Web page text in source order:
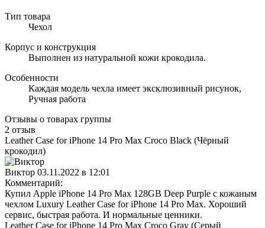
Тип товара
Чехол
Корпус и конструкция
Выполнен из натуральной кожи крокодила.
Особенности
Каждая модель чехла имеет эксклюзивный рисунок,
Ручная работа
Отзывы о товарах группы
2 отзыв
Leather Case for iPhone 14 Pro Max Croco Black (Чёрный
крокодил)
Виктор 03.11.2022 в 12:01
Комментарий:
Купил Apple iPhone 14 Pro Max 128GB Deep Purple с кожаным
чехлом Luxury Leather Case for iPhone 14 Pro Max. Хороший
сервис, быстрая работа. И нормальные ценники.
Leather Case for iPhone 14 Pro Max Croco Gray (Серый